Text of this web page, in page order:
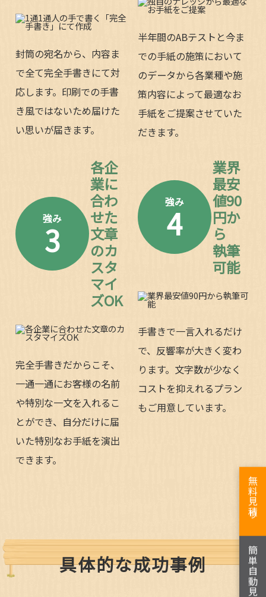
封筒の宛名から、内容ま
で全て完全手書きにて対
応します。印刷での手書
き風ではないため届けた
い思いが届きます。
半年間のABテストと今ま
での手紙の施策において
のデータから各業種や施
策内容によって最適なお
手紙をご提案させていた
だきます。
強み
3
各企
業に
合わ
せた
文章
のカ
スタ
マイ
ズOK
完全手書きだからこそ、
一通一通にお客様の名前
や特別な一文を入れるこ
とができ、自分だけに届
いた特別なお手紙を演出
できます。
強み
4
業界
最安
値90
円か
ら
執筆
可能
手書きで一言入れるだけ
で、反響率が大きく変わ
ります。文字数が少なく
コストを抑えれるプラン
もご用意しています。
具体的な成功事例
無料見積り
簡単自動見積り